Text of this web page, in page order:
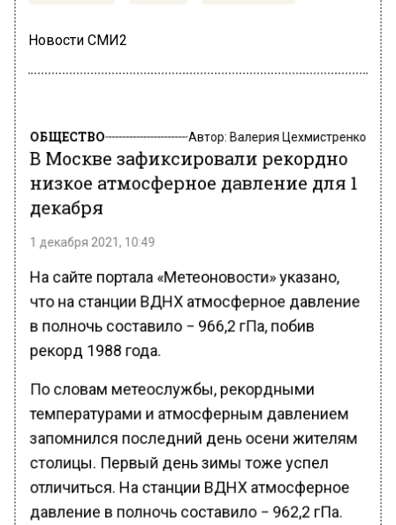
Новости СМИ2
ОБЩЕСТВО Автор: Валерия Цехмистренко
В Москве зафиксировали рекордно
низкое атмосферное давление для 1
декабря
1 декабря 2021, 10:49
На сайте портала «Метеоновости» указано,
что на станции ВДНХ атмосферное давление
в полночь составило − 966,2 гПа, побив
рекорд 1988 года.
По словам метеослужбы, рекордными
температурами и атмосферным давлением
запомнился последний день осени жителям
столицы. Первый день зимы тоже успел
отличиться. На станции ВДНХ атмосферное
давление в полночь составило − 962,2 гПа.